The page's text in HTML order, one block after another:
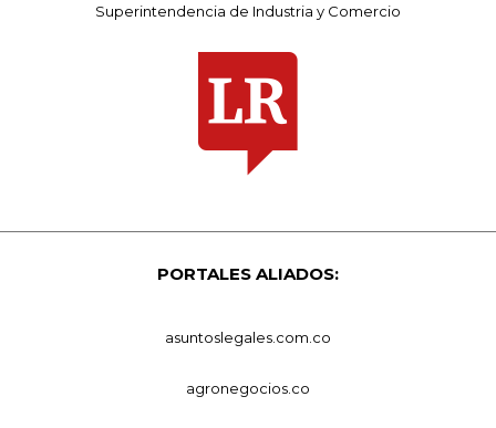
Superintendencia de Industria y Comercio
PORTALES ALIADOS:
asuntoslegales.com.co
agronegocios.co